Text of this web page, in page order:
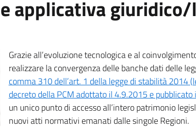
applicativa
Grazie all’evoluzione tecnologica e al
realizzare la convergenza delle banche dati delle
comma 310 dell’art. 1 della legge di stabilità 2014
decreto della PCM adottato il 4.9.2015 e
un unico punto di accesso all’intero patrimonio
nuovi atti normativi emanati dalle singole Regioni.